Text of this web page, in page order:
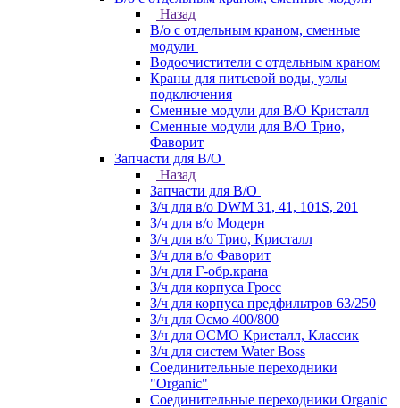
Назад
В/о с отдельным краном, сменные
модули
Водоочистители с отдельным краном
Краны для питьевой воды, узлы
подключения
Сменные модули для В/О Кристалл
Сменные модули для В/О Трио,
Фаворит
Запчасти для В/О
Назад
Запчасти для В/О
З/ч для в/о DWM 31, 41, 101S, 201
З/ч для в/о Модерн
З/ч для в/о Трио, Кристалл
З/ч для в/о Фаворит
З/ч для Г-обр.крана
З/ч для корпуса Гросс
З/ч для корпуса предфильтров 63/250
З/ч для Осмо 400/800
З/ч для ОСМО Кристалл, Классик
З/ч для систем Water Boss
Соединительные переходники
"Organic"
Соединительные переходники Organic